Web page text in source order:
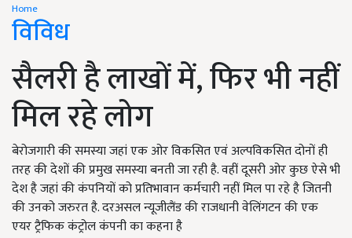
Home
विविध
सैलरी है लाखों में, फिर भी नहीं
मिल रहे लोग
बेरोजगारी की समस्या जहां एक ओर विकसित एवं अल्पविकसित दोनों ही
तरह की देशों की प्रमुख समस्या बनती जा रही है. वहीं दूसरी ओर कुछ ऐसे भी
देश है जहां की कंपनियों को प्रतिभावान कर्मचारी नहीं मिल पा रहे है जितनी
की उनको जरुरत है. दरअसल न्यूजीलैंड की राजधानी वेलिंगटन की एक
एयर ट्रैफिक कंट्रोल कंपनी का कहना है